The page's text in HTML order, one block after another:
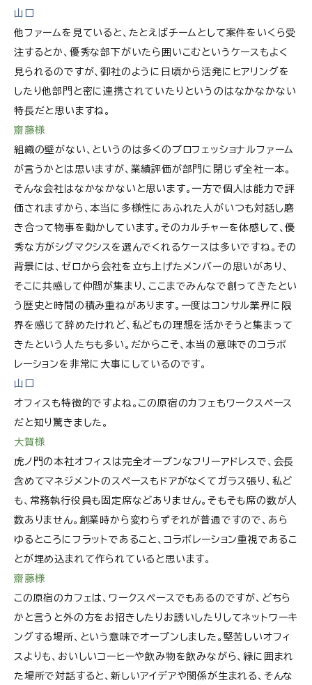
山口
他ファームを見ていると、たとえばチームとして案件をいくら受
注するとか、優秀な部下がいたら囲いこむというケースもよく
見られるのですが、御社のように日頃から活発にヒアリングを
したり他部門と密に連携されていたりというのはなかなかない
特長だと思いますね。
齋藤様
組織の壁がない、というのは多くのプロフェッショナルファーム
が言うかとは思いますが、業績評価が部門に閉じず全社一本。
そんな会社はなかなかないと思います。一方で個人は能力で評
価されますから、本当に多様性にあふれた人がいつも対話し磨
き合って物事を動かしています。そのカルチャーを体感して、優
秀な方がシグマクシスを選んでくれるケースは多いですね。その
背景には、ゼロから会社を立ち上げたメンバーの思いがあり、
そこに共感して仲間が集まり、ここまでみんなで創ってきたとい
う歴史と時間の積み重ねがあります。一度はコンサル業界に限
界を感じて辞めたけれど、私どもの理想を活かそうと集まって
きたという人たちも多い。だからこそ、本当の意味でのコラボ
レーションを非常に大事にしているのです。
山口
オフィスも特徴的ですよね。この原宿のカフェもワークスペース
だと知り驚きました。
大賀様
虎ノ門の本社オフィスは完全オープンなフリーアドレスで、会長
含めてマネジメントのスペースもドアがなくてガラス張り、私ど
も、常務執行役員も固定席などありません。そもそも席の数が人
数ありません。創業時から変わらずそれが普通ですので、あら
ゆるところにフラットであること、コラボレーション重視であるこ
とが埋め込まれて作られていると思います。
齋藤様
この原宿のカフェは、ワークスペースでもあるのですが、どちら
かと言うと外の方をお招きしたりお誘いしたりしてネットワーキ
ングする場所、という意味でオープンしました。堅苦しいオフィ
スよりも、おいしいコーヒーや飲み物を飲みながら、緑に囲まれ
た場所で対話すると、新しいアイデアや関係が生まれる、そんな